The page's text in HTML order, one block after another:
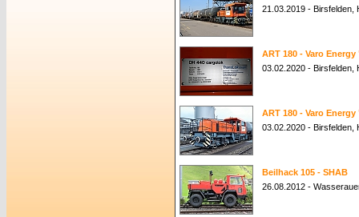
21.03.2019 - Birsfelden,
ART 180 - Varo Energy
03.02.2020 - Birsfelden,
ART 180 - Varo Energy
03.02.2020 - Birsfelden,
Beilhack 105 - SHAB
26.08.2012 -